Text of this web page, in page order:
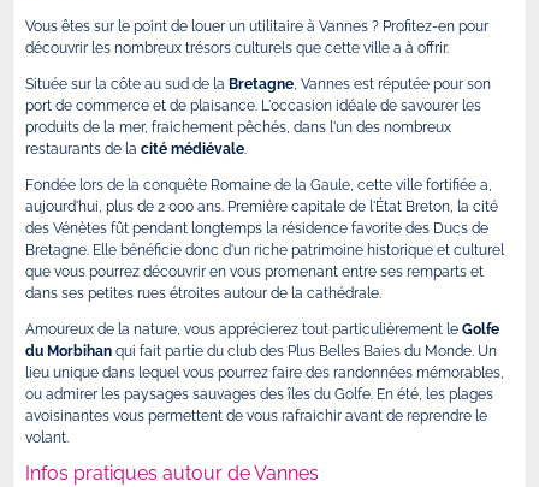
Vous êtes sur le point de louer un utilitaire à Vannes ? Profitez-en pour
découvrir les nombreux trésors culturels que cette ville a à offrir.
Située sur la côte au sud de la Bretagne, Vannes est réputée pour son
port de commerce et de plaisance. L'occasion idéale de savourer les
produits de la mer, fraichement pêchés, dans l'un des nombreux
restaurants de la cité médiévale.
Fondée lors de la conquête Romaine de la Gaule, cette ville fortifiée a,
aujourd'hui, plus de 2 000 ans. Première capitale de l'État Breton, la cité
des Vénètes fût pendant longtemps la résidence favorite des Ducs de
Bretagne. Elle bénéficie donc d'un riche patrimoine historique et culturel
que vous pourrez découvrir en vous promenant entre ses remparts et
dans ses petites rues étroites autour de la cathédrale.
Amoureux de la nature, vous apprécierez tout particulièrement le Golfe
du Morbihan qui fait partie du club des Plus Belles Baies du Monde. Un
lieu unique dans lequel vous pourrez faire des randonnées mémorables,
ou admirer les paysages sauvages des îles du Golfe. En été, les plages
avoisinantes vous permettent de vous rafraichir avant de reprendre le
volant.
Infos pratiques autour de Vannes